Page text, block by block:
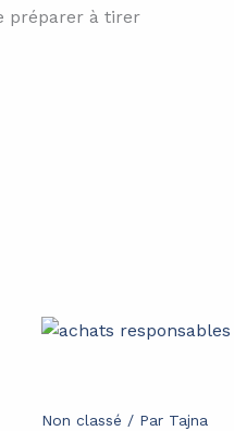
préparer à tirer
Non classé / Par Tajna